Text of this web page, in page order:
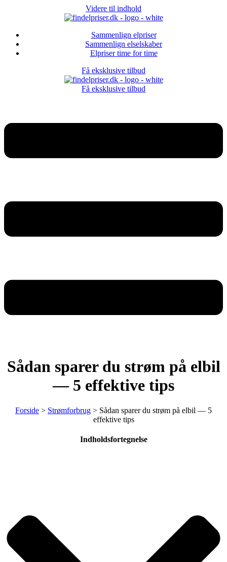
Videre til indhold
Sammenlign elpriser
Sammenlign elselskaber
Elpriser time for time
Få eksklusive tilbud
Få eksklusive tilbud
Sådan sparer du strøm på elbil
— 5 effektive tips
Forside > Strømforbrug > Sådan sparer du strøm på elbil — 5
effektive tips
Indholdsfortegnelse